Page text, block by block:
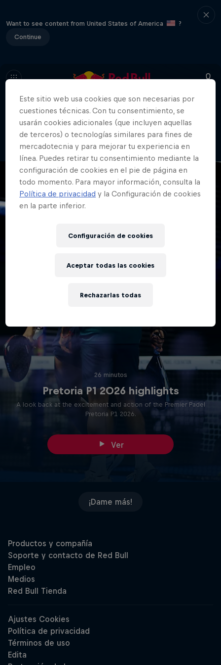
Want to see content from United States of America
?
Continue
404
Vaya. Lo sentimos. ¿Dónde está la
página?
26 minutos
Pretoria P1 2026 highlights
A look back at the excitement and action of the Premier Padel
Pretoria P1 2026.
Ver
¡Dame más!
Este sitio web usa cookies que son necesarias por
cuestiones técnicas. Con tu consentimiento, se
usarán cookies adicionales (que incluyen aquellas
de terceros) o tecnologías similares para fines de
mercadotecnia y para mejorar tu experiencia en
línea. Puedes retirar tu consentimiento mediante la
configuración de cookies en el pie de página en
todo momento. Para mayor información, consulta la
Política de privacidad y la Configuración de cookies
en la parte inferior.
Configuración de cookies
Rechazarlas todas
Aceptar todas las cookies